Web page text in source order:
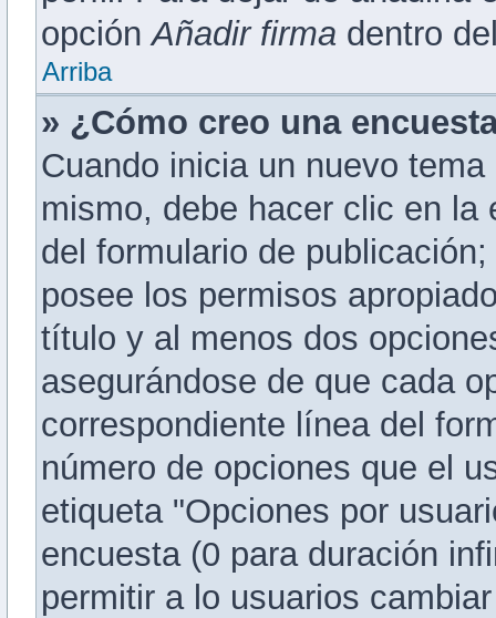
opciónAñadir firma dentro
Arriba
» ¿Cómo creo una
Cuando inicia un nuevo
mismo, debe hacer clic en la
del formulario de
posee los permisos
título y al menos dos
asegurándose de que cada
correspondiente línea del
número de opciones que el
etiqueta "Opciones por
encuesta (0 para duración
permitir a lo usuarios